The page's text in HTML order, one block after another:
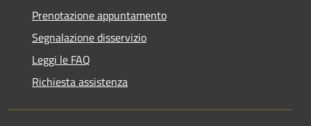
Prenotazione appuntamento
Segnalazione disservizio
Leggi le FAQ
Richiesta assistenza